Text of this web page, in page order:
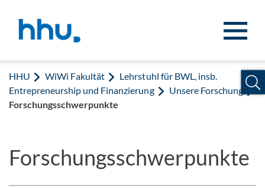
HHU WiWi Fakultät
Lehrstuhl für BWL, insb.
Entrepreneurship und Finanzierung
Unsere Forschung
Forschungsschwerpunkte
Forschungsschwerpunkte